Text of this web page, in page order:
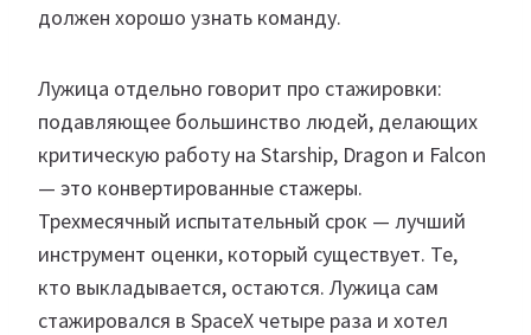
должен хорошо узнать команду.
Лужица отдельно говорит про стажировки:
подавляющее большинство людей, делающих
критическую работу на Starship, Dragon и Falcon
— это конвертированные стажеры.
Трехмесячный испытательный срок — лучший
инструмент оценки, который существует. Те,
кто выкладывается, остаются. Лужица сам
стажировался в SpaceX четыре раза и хотел